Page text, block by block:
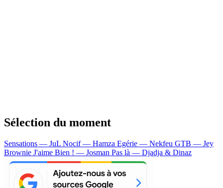
Sélection du moment
Sensations — JuL Nocif — Hamza Egérie — Nekfeu GTB — Jey
Brownie J'aime Bien ! — Josman Pas là — Djadja & Dinaz